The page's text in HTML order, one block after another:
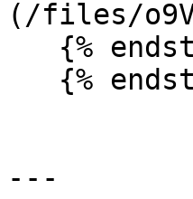
(/files/
---